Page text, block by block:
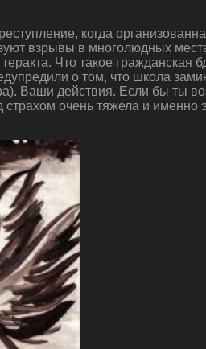
когда
взрывы в многолюдных
Что такое гражданская
о том, что школа
Ваши действия. Если бы ты
очень тяжела и